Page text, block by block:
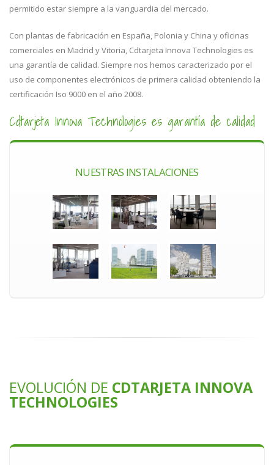
permitido estar siempre a la vanguardia del mercado.
Con plantas de fabricación en España, Polonia y China y oficinas
comerciales en Madrid y Vitoria, Cdtarjeta Innova Technologies es
una garantía de calidad. Siempre nos hemos caracterizado por el
uso de componentes electrónicos de primera calidad obteniendo la
certificación Iso 9000 en el año 2008.
Cdtarjeta Innova Technologies es garantía de calidad
NUESTRAS INSTALACIONES
EVOLUCIÓN DE CDTARJETA INNOVA
TECHNOLOGIES